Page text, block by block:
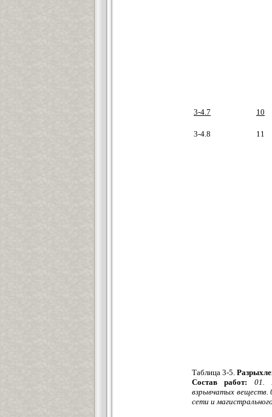
3-4.7 10
3-4.8 11
Таблица 3-5.
Состав работ:
01.
взрывчатых веществ.
сети и